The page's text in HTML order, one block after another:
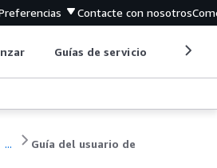
Contacte con nosotros
Guías de servicio
... Guía del usuario de